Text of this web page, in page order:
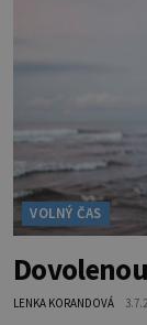
VOLNÝ ČAS
LENKA KORANDOVÁ